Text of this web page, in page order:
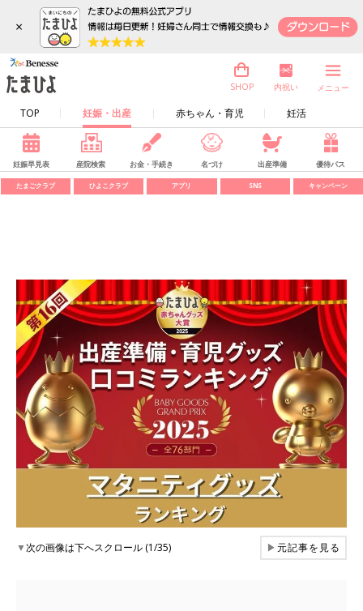
×
TOP 妊娠・出産 赤ちゃん・育児 妊活
SHOP 内祝い メニュー
妊娠早見表 産院検索 お金・手続き 名づけ 出産準備 優待パス
たまごクラブ ひよこクラブ アプリ SNS キャンペーン
▼次の画像は下へスクロール (1/35) ▶元記事を見る